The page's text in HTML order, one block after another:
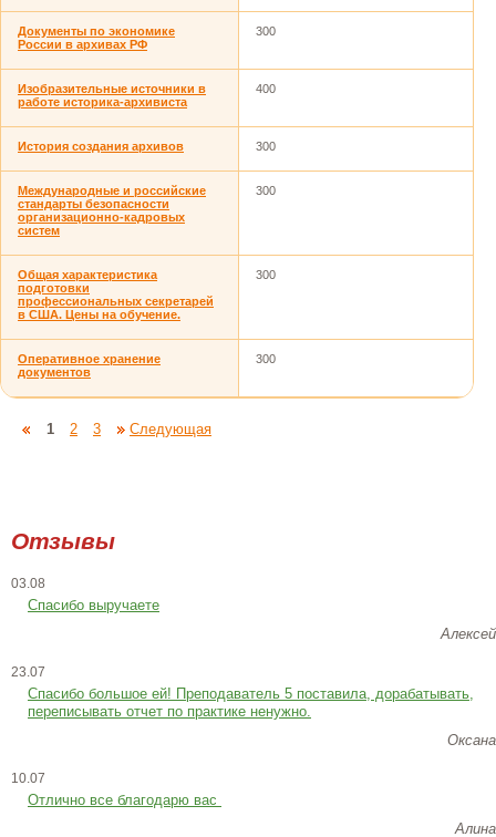
Документы по экономике
России в архивах РФ
300
Изобразительные источники в
работе историка-архивиста
400
История создания архивов 300
Международные и российские
стандарты безопасности
организационно-кадровых
систем
300
Общая характеристика
подготовки
профессиональных секретарей
в США. Цены на обучение.
300
Оперативное хранение
документов
300
1 2 3 Следующая
Отзывы
03.08
Спасибо выручаете
Алексей
23.07
Cпасибо большое ей! Преподаватель 5 поставила, дорабатывать,
переписывать отчет по практике ненужно.
Оксана
10.07
Отлично все благодарю вас
Алина